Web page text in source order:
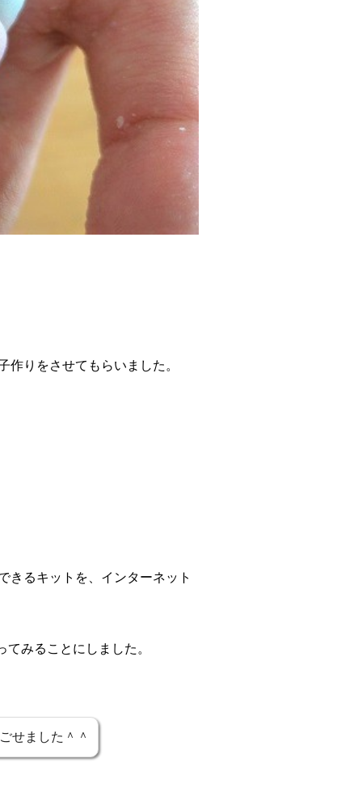
りをさせてもらいました。
きるキットを、インターネット
みることにしました。
せました＾＾